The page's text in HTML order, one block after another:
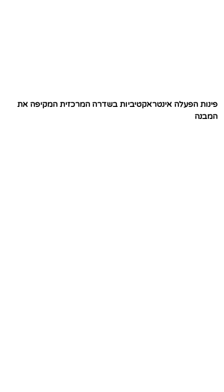
פינות הפעלה אינטראקטיביות בשדרה המרכזית המקיפה את
המבנה